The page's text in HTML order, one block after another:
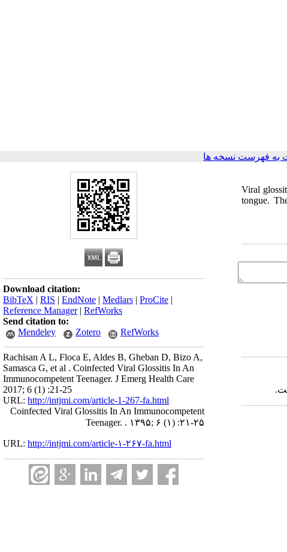
به فهرست نسخه ها
Download citation:
BibTeX | RIS | EndNote | Medlars | ProCite |
Reference Manager| RefWorks
Send citation to:
Mendeley
Zotero RefWorks
Rachisan A L, Floca E, Aldes B, Gheban D, Bizo A,
Samasca G, et al . Coinfected Viral Glossitis In An
Immunocompetent Teenager. J Emerg Health Care
2017; 6 (1) :21-25
URL: http://intjmi.com/article-1-267-fa.html
Coinfected Viral Glossitis In An Immunocompetent
Teenager. . ۱۳۹۵; ۶ (۱) :۲۱-۲۵
URL: http://intjmi.com/article-۱-۲۶۷-fa.html
Viral
tongue.